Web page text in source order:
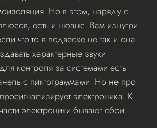
Но в этом, наряду с
есть и нюанс. Вам изнутри
что-то в подвеске не так и она
характерные звуки.
контроля за системами есть
с пиктограммами. Но не про
электроника. К
электроники бывают сбои.